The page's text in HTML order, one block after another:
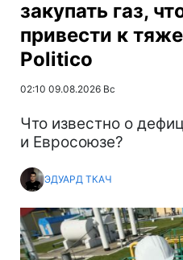
закупать газ,
привести к
Politico
02:10 09.08.2026 Вс
Что известно о
и Евросоюзе?
ЭДУАРД ТКАЧ